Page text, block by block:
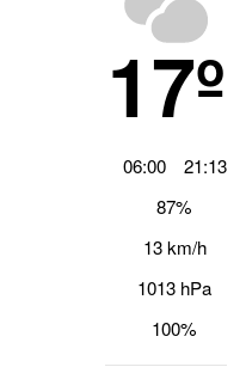
17º
06:00
21:13
87%
13 km/h
1013 hPa
100%